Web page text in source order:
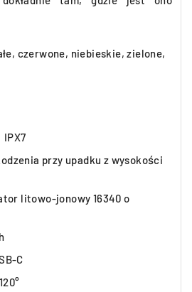
czerwone, niebieskie, zielone,
przy upadku z wysokości
litowo-jonowy 16340 o
C